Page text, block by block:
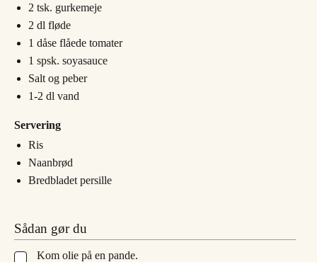
2 tsk. gurkemeje
2 dl fløde
1 dåse flåede tomater
1 spsk. soyasauce
Salt og peber
1-2 dl vand
Servering
Ris
Naanbrød
Bredbladet persille
Sådan gør du
▢
Kom olie på en pande.